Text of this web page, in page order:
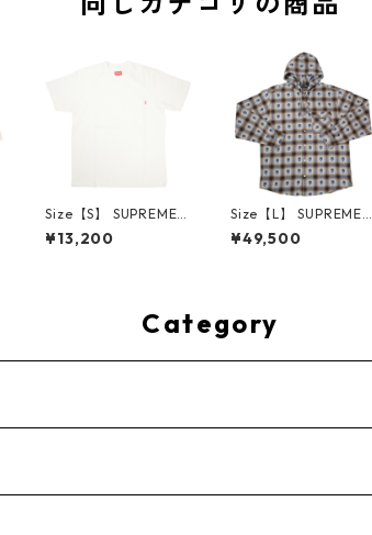
Size【S】 SUPREME
シュプリーム S/S Poc
ket Tee White Tシャ
¥13,200
Size【L】 SUPREME
シュプリーム ×Numbe
r (N)ine 25FW Hoode
¥49,500
Category